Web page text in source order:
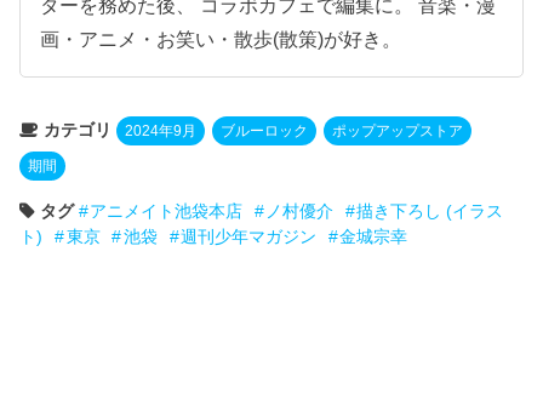
ターを務めた後、 コラボカフェで編集に。 音楽・漫
画・アニメ・お笑い・散歩(散策)が好き。
カテゴリ 2024年9月 ブルーロック ポップアップストア
期間
タグ アニメイト池袋本店 ノ村優介
描き下ろし (イラス
ト)
東京 池袋 週刊少年マガジン 金城宗幸